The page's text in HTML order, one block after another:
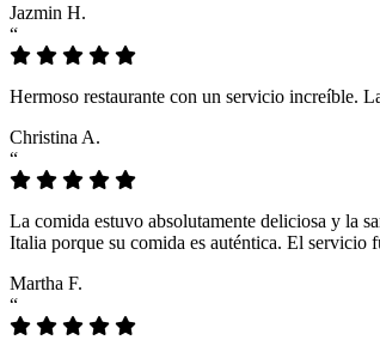
Jazmin H.
“
Hermoso restaurante con un servicio increíble.
Christina A.
“
La comida estuvo absolutamente deliciosa y la
Italia porque su comida es auténtica. El servicio
Martha F.
“